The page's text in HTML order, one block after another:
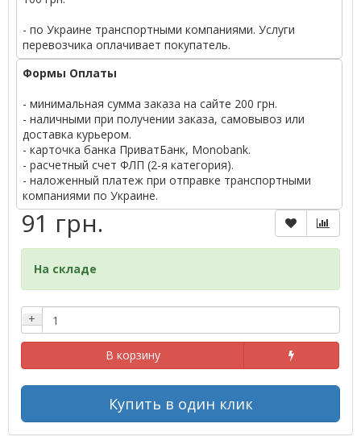
- по Украине транспортными компаниями. Услуги
перевозчика оплачивает покупатель.
Формы Оплаты
- минимальная сумма заказа на сайте 200 грн.
- наличными при получении заказа, самовывоз или
доставка курьером.
- карточка банка ПриватБанк, Monobank.
- расчетный счет ФЛП (2-я категория).
- наложенный платеж при отправке транспортными
компаниями по Украине.
91 грн.
На складе
+
В корзину
Купить в один клик